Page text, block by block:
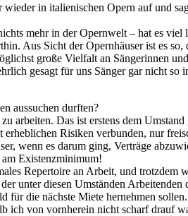
in ita­lie­ni­schen Opern auf und
mehr in der Opern­welt – hat es
Aus Sicht der Opern­häu­ser ist es
gro­ße Viel­falt an Sän­ge­rin­nen
ge­sagt für uns Sän­ger gar nicht so
aus­su­chen durften?
Das ist ers­tens dem
Ri­si­ken ver­bun­den, nur
wenn es dar­um ging, Ver­trä­ge
am Existenzminimum!
Re­per­toire an Ar­beit, und trotz­dem
un­ter die­sen Um­stän­den
die nächs­te Mie­te her­neh­men
ich von vorn­her­ein nicht scharf drauf